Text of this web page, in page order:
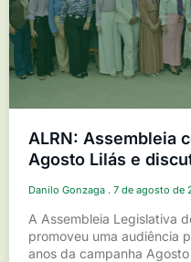
ALRN: Assembleia
Agosto Lilás e
Danilo Gonzaga 7 de agosto de
A Assembleia Legislativa
promoveu uma audiência
anos da campanha Agosto